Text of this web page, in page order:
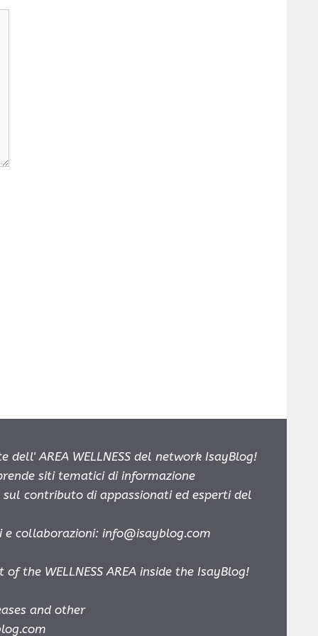
AREA WELLNESS del network IsayBlog!
siti tematici di informazione
contributo di appassionati ed esperti del
e collaborazioni: info@isayblog.com
the WELLNESS AREA inside the IsayBlog!
and other